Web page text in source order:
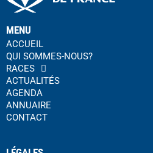
MENU
ACCUEIL
QUI SOMMES-NOUS?
RACES
ACTUALITÉS
AGENDA
ANNUAIRE
CONTACT